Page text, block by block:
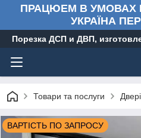
ПРАЦЮЕМ В УМОВАХ
УКРАЇНА
Порезка ДСП и ДВП,
Товари та послуги
ВАРТІСТЬ ПО ЗАПРОСУ